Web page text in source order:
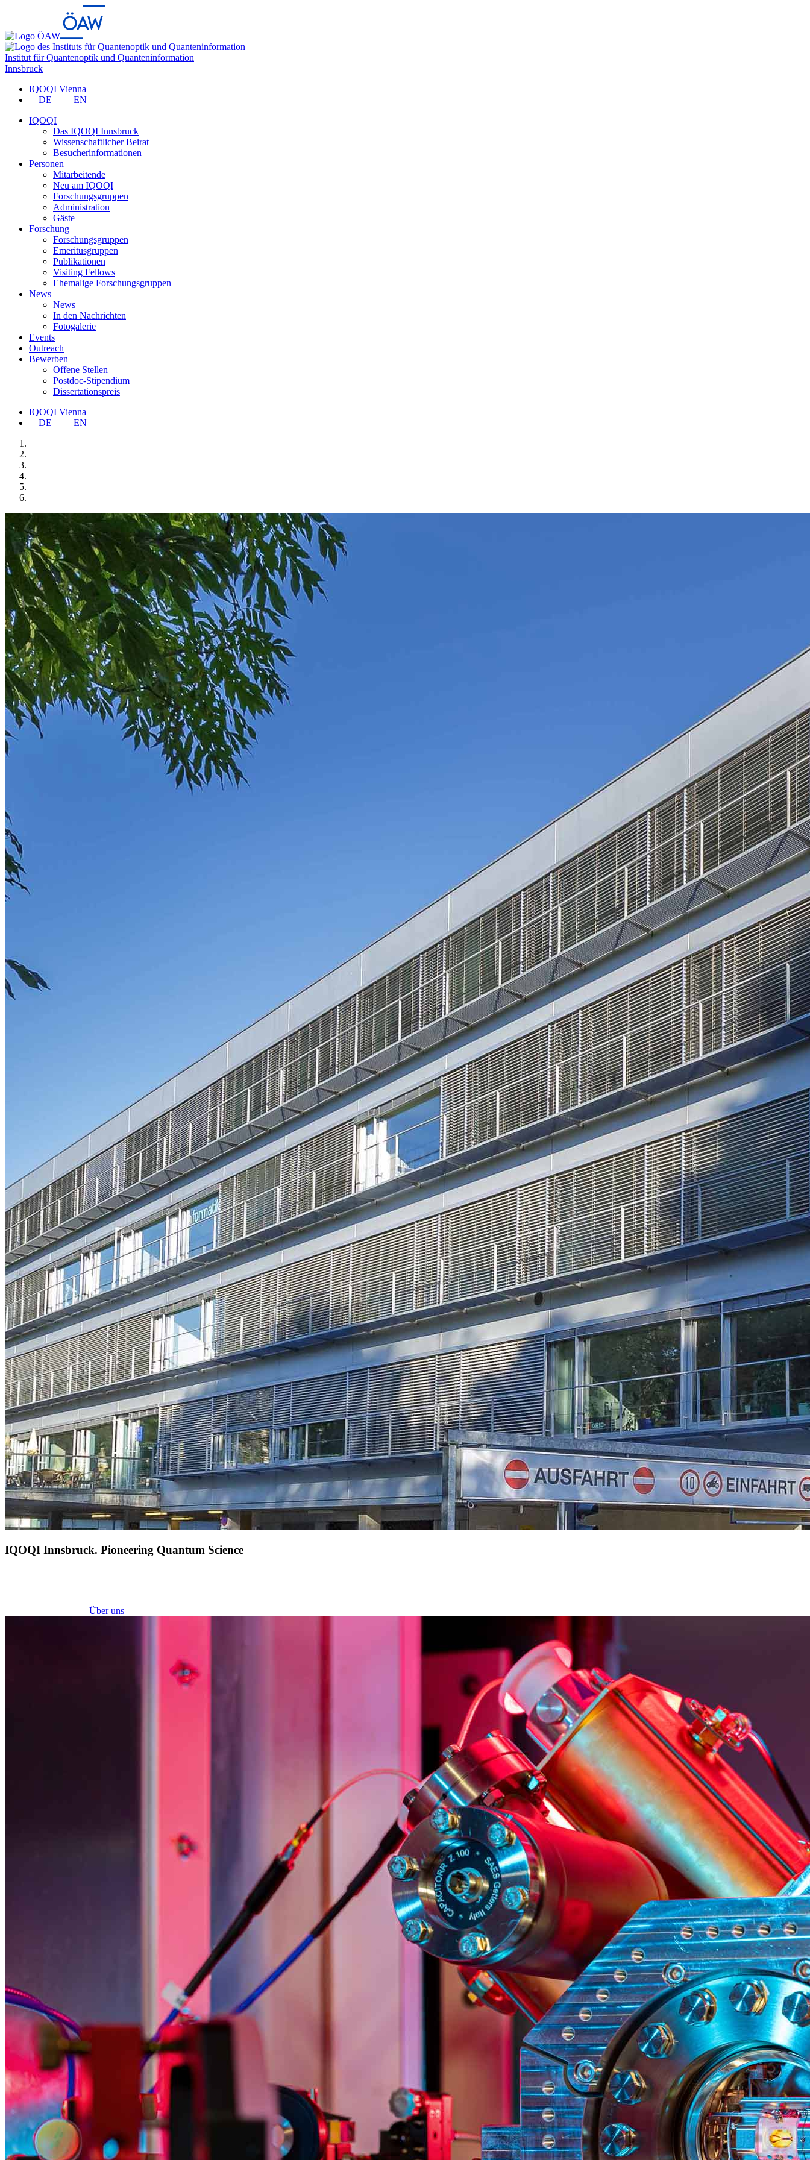
Institut für Quantenoptik und Quanteninformation
Innsbruck
IQOQI Vienna
DE
EN
IQOQI
Das IQOQI Innsbruck
Wissenschaftlicher Beirat
Besucherinformationen
Personen
Mitarbeitende
Neu am IQOQI
Forschungsgruppen
Administration
Gäste
Forschung
Forschungsgruppen
Emeritusgruppen
Publikationen
Visiting Fellows
Ehemalige Forschungsgruppen
News
News
In den Nachrichten
Fotogalerie
Events
Outreach
Bewerben
Offene Stellen
Postdoc-Stipendium
Dissertationspreis
IQOQI Vienna
DE
EN
IQOQI Innsbruck. Pioneering Quantum Science
Über uns